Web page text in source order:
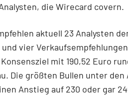
die Wirecard covern.
aktuell 23 Analysten
vier
mit 190,52 Euro
Die größten Bullen unter den
Anstieg auf 230 oder gar